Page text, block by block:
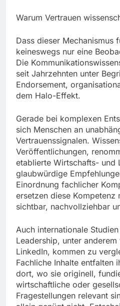
Warum Vertrauen
Dass dieser Mechanismus
keineswegs nur eine
Die
seit Jahrzehnten unter
Endorsement,
dem Halo-Effekt.
Gerade bei komplexen
sich Menschen an
Vertrauenssignalen.
Veröffentlichungen,
etablierte Wirtschafts- und
glaubwürdige
Einordnung fachlicher
ersetzen diese Kompetenz
sichtbar, nachvollziehbar
Auch internationale
Leadership, unter
LinkedIn, kommen zu
Fachliche Inhalte entfalten
dort, wo sie originell,
wirtschaftliche oder
Fragestellungen relevant